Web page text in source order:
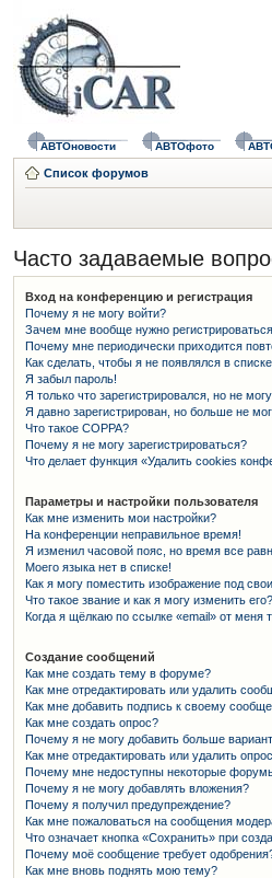
АВТОновости АВТОфото
Список форумов
Часто задаваемые
Вход на конференцию и регистрация
Почему я не могу войти?
Зачем мне вообще нужно
Почему мне периодически приходится
Как сделать, чтобы я не появлялся в
Я забыл пароль!
Я только что зарегистрировался, но не
Я давно зарегистрирован, но больше не
Что такое COPPA?
Почему я не могу зарегистрироваться?
Что делает функция «Удалить cookies
Параметры и настройки пользователя
Как мне изменить мои настройки?
На конференции неправильное время!
Я изменил часовой пояс, но время все
Моего языка нет в списке!
Как я могу поместить изображение под
Что такое звание и как я могу изменить его?
Когда я щёлкаю по ссылке «email» от меня
Создание сообщений
Как мне создать тему в форуме?
Как мне отредактировать или удалить
Как мне добавить подпись к своему
Как мне создать опрос?
Почему я не могу добавить больше
Как мне отредактировать или удалить
Почему мне недоступны некоторые
Почему я не могу добавлять вложения?
Почему я получил предупреждение?
Как мне пожаловаться на сообщения
Что означает кнопка «Сохранить» при
Почему моё сообщение требует
Как мне вновь поднять мою тему?